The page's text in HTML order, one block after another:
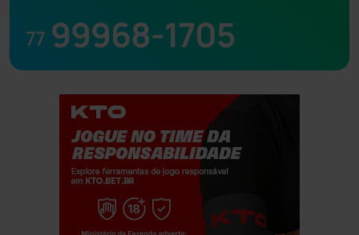
77 99968-1705